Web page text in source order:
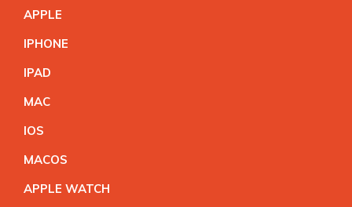
APPLE
IPHONE
IPAD
MAC
IOS
MACOS
APPLE WATCH